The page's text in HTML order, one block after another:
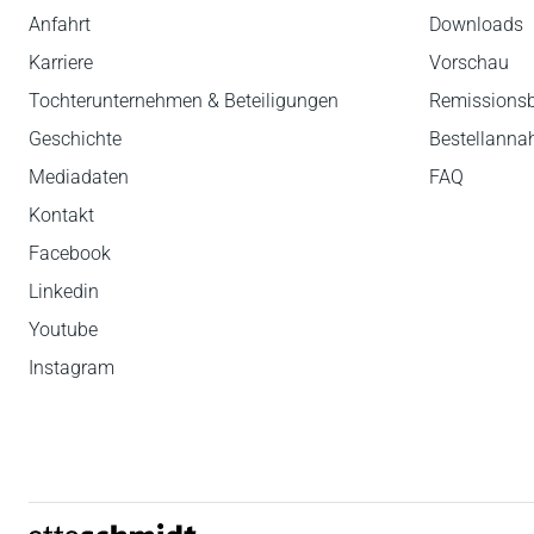
Anfahrt
Karriere
Tochterunternehmen & Beteiligungen
Geschichte
Mediadaten
Kontakt
Facebook
Linkedin
Youtube
Instagram
Downloads
Vorschau
FAQ